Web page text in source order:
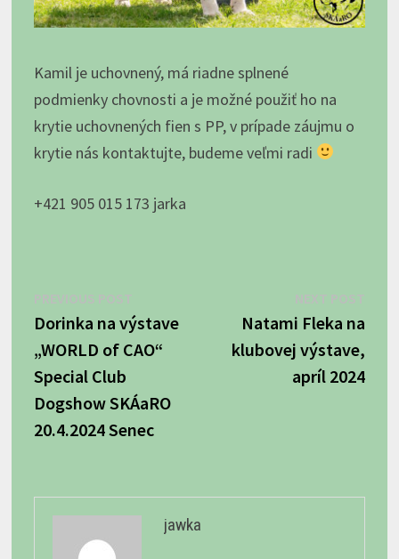
Kamil je uchovnený, má riadne splnené
podmienky chovnosti a je možné použiť ho na
krytie uchovnených fien s PP, v prípade záujmu o
krytie nás kontaktujte, budeme veľmi radi
+421 905 015 173 jarka
v
článku
post:
Dorinka na výstave
„WORLD of CAO“
Special Club
Dogshow SKÁaRO
20.4.2024 Senec
Natami Fleka na
klubovej výstave,
apríl 2024
jawka